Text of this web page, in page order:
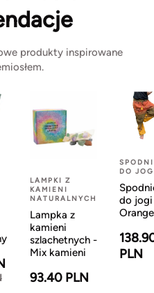
produkty inspirowane
LAMPKI Z
KAMIENI
NATURALNYCH
Lampka z
kamieni
szlachetnych -
Mix kamieni
93.40 PLN
DO
do
Orange
PLN